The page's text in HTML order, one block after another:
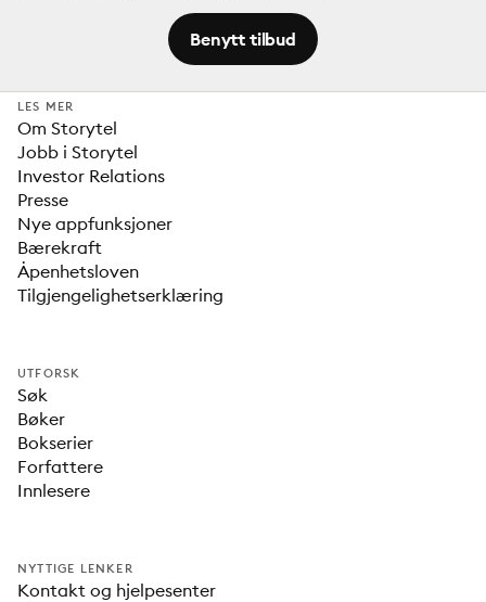
Benytt tilbud
LES MER
Om Storytel
Jobb i Storytel
Investor Relations
Presse
Nye appfunksjoner
Bærekraft
Åpenhetsloven
Tilgjengelighetserklæring
UTFORSK
Søk
Bøker
Bokserier
Forfattere
Innlesere
NYTTIGE LENKER
Kontakt og hjelpesenter